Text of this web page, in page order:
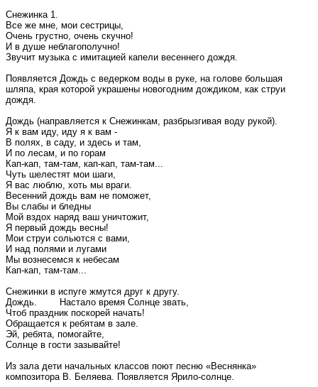
Снежинка 1.
Все же мне, мои сестрицы,
Очень грустно, очень скучно!
И в душе неблагополучно!
Звучит музыка с имитацией капели весеннего дождя.
Появляется Дождь с ведерком воды в руке, на голове большая
шляпа, края которой украшены новогодним дождиком, как струи
дождя.
Дождь (направляется к Снежинкам, разбрызгивая воду рукой).
Я к вам иду, иду я к вам -
В полях, в саду, и здесь и там,
И по лесам, и по горам
Кап-кап, там-там, кап-кап, там-там...
Чуть шелестят мои шаги,
Я вас люблю, хоть мы враги.
Весенний дождь вам не поможет,
Вы слабы и бледны
Мой вздох наряд ваш уничтожит,
Я первый дождь весны!
Мои струи сольются с вами,
И над полями и лугами
Мы вознесемся к небесам
Кап-кап, там-там...
Снежинки в испуге жмутся друг к другу.
Дождь. Настало время Солнце звать,
Чтоб праздник поскорей начать!
Обращается к ребятам в зале.
Эй, ребята, помогайте,
Солнце в гости зазывайте!
Из зала дети начальных классов поют песню «Веснянка»
композитора В. Беляева. Появляется Ярило-солнце.